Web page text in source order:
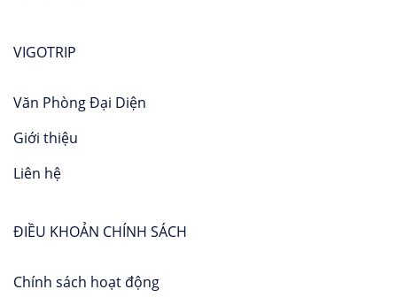
VIGOTRIP
Văn Phòng Đại Diện
Giới thiệu
Liên hệ
ĐIỀU KHOẢN CHÍNH SÁCH
Chính sách hoạt động